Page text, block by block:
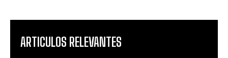
ARTICULOS RELEVANTES